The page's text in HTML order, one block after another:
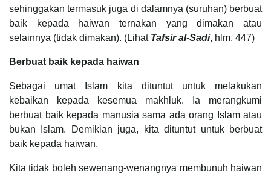
sehinggakan termasuk juga di dalamnya (suruhan) berbuat
baik kepada haiwan ternakan yang dimakan atau
selainnya (tidak dimakan). (Lihat Tafsir al-Sadi, hlm. 447)
Berbuat baik kepada haiwan
Sebagai umat Islam kita dituntut untuk melakukan
kebaikan kepada kesemua makhluk. Ia merangkumi
berbuat baik kepada manusia sama ada orang Islam atau
bukan Islam. Demikian juga, kita dituntut untuk berbuat
baik kepada haiwan.
Kita tidak boleh sewenang-wenangnya membunuh haiwan